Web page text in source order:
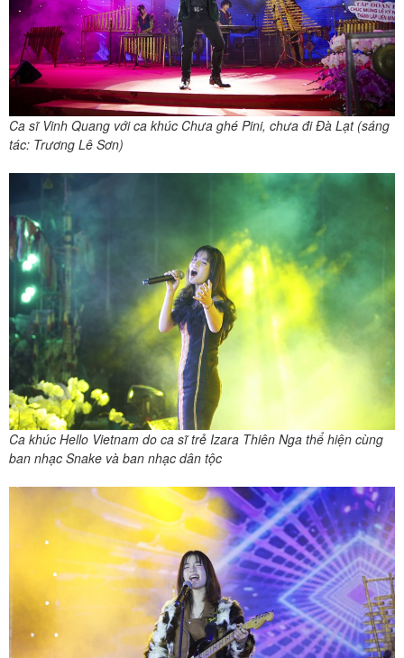
Ca sĩ Vinh Quang với ca khúc Chưa ghé Pini, chưa đi Đà Lạt (sáng
tác: Trương Lê Sơn)
Ca khúc Hello Vietnam do ca sĩ trẻ Izara Thiên Nga thể hiện cùng
ban nhạc Snake và ban nhạc dân tộc